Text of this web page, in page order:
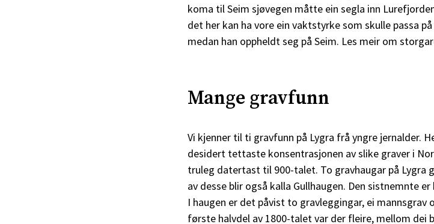
koma til Seim sjøvegen måtte ein segla inn
det her kan ha vore ein vaktstyrke som skulle passa
medan han oppheldt seg på Seim. Les meir om
Mange gravfunn
Vi kjenner til ti gravfunn på Lygra frå yngre jernalder.
desidert tettaste konsentrasjonen av slike graver i
truleg datertast til 900-talet. To gravhaugar på Lygra
av desse blir også kalla Gullhaugen. Den sistnemnte
I haugen er det påvist to gravleggingar, ei mannsgrav
første halvdel av 1800-talet var der fleire, mellom dei